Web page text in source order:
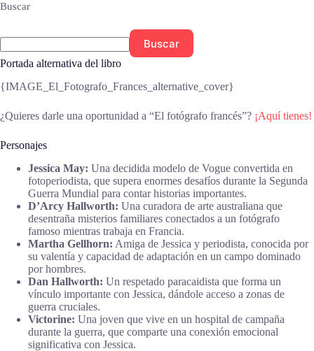
Buscar
Buscar
Portada alternativa del libro
{IMAGE_El_Fotografo_Frances_alternative_cover}
¿Quieres darle una oportunidad a “El fotógrafo francés”? ¡Aquí tienes!
Personajes
Jessica May: Una decidida modelo de Vogue convertida en
fotoperiodista, que supera enormes desafíos durante la Segunda
Guerra Mundial para contar historias importantes.
D’Arcy Hallworth: Una curadora de arte australiana que
desentraña misterios familiares conectados a un fotógrafo
famoso mientras trabaja en Francia.
Martha Gellhorn: Amiga de Jessica y periodista, conocida por
su valentía y capacidad de adaptación en un campo dominado
por hombres.
Dan Hallworth: Un respetado paracaidista que forma un
vínculo importante con Jessica, dándole acceso a zonas de
guerra cruciales.
Victorine: Una joven que vive en un hospital de campaña
durante la guerra, que comparte una conexión emocional
significativa con Jessica.